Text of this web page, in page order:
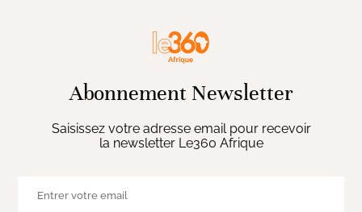
Abonnement Newsletter
Saisissez votre adresse email pour recevoir
la newsletter Le360 Afrique